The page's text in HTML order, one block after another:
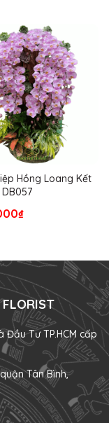
Hồng Loang Kết
Đầu Tư TP.HCM cấp
Tân Bình,